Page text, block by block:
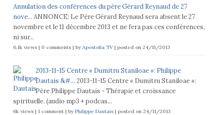
Annulation des conférences du père Gérard Reynaud de 27
nove... ANNONCE: Le Père Gérard Reynaud sera absent le 27
novembre et le 11 décembre 2013 et ne fera pas ces conférences,
ni sur...
6.1k views| 0 comments| byApostolia TV| posted on 24/11/2013
2013-11-15 Centre « Dumitru Staniloae »: Philippe
Dautais &#... 2013-11-15 Centre « Dumitru Staniloae »:
Père Philippe Dautais - Thérapie et croissance
spirituelle. (audio mp3 + podcas...
6k views| 1 comment| byPhilippe Dautais| posted on 24/11/2013